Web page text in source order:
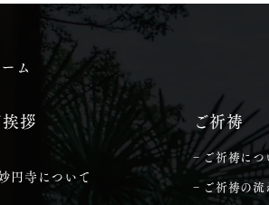
ム
挨拶
円寺について
​ご祈祷
− ご祈祷につ
− ご祈祷の流